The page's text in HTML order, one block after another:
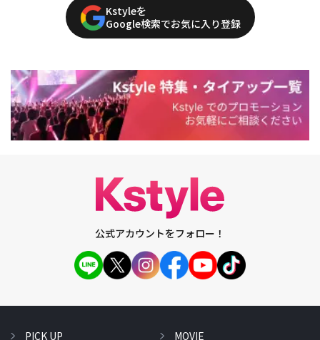
Kstyleを
Google検索でお気に入り登録
公式アカウントをフォロー！
PICK UP MOVIE